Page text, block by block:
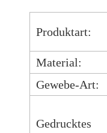
Produktart:
Material:
Gewebe-Art:
Gedrucktes